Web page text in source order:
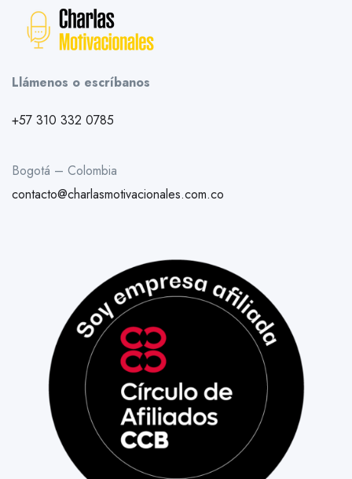
Llámenos o escríbanos
+57 310 332 0785
Bogotá – Colombia
contacto@charlasmotivacionales.com.co